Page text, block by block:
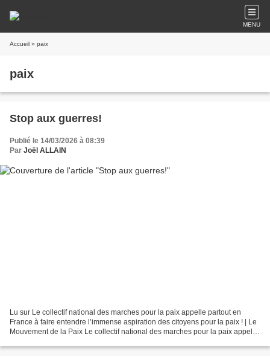
MENU
Accueil » paix
paix
Stop aux guerres!
Publié le 14/03/2026 à 08:39
Par Joël ALLAIN
Lu sur Le collectif national des marches pour la paix appelle partout en
France à faire entendre l’immense aspiration des citoyens pour la paix ! | Le
Mouvement de la Paix Le collectif national des marches pour la paix appelle